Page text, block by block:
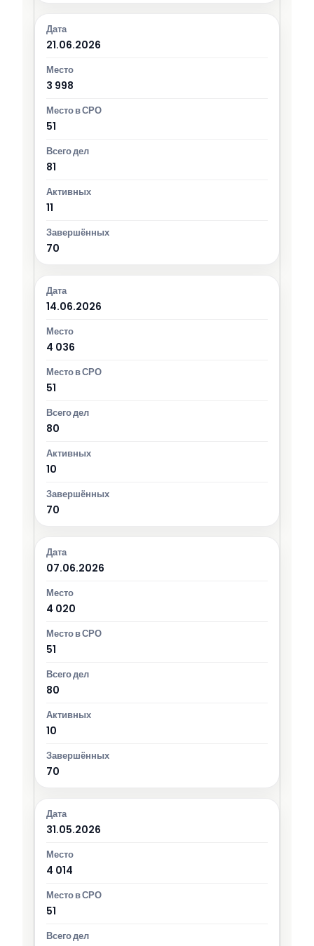
21.06.2026
3 998
51
81
11
70
14.06.2026
4 036
51
80
10
70
07.06.2026
4 020
51
80
10
70
31.05.2026
4 014
51